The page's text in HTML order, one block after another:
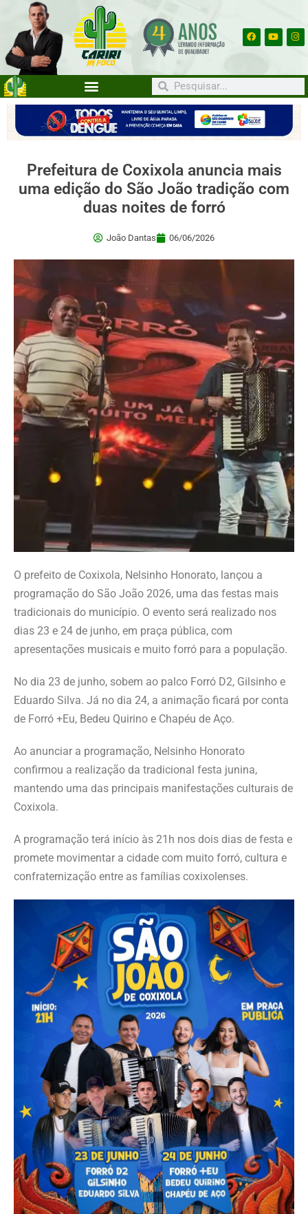
Prefeitura de Coxixola anuncia mais
uma edição do São João tradição com
duas noites de forró
João Dantas 06/06/2026
O prefeito de Coxixola, Nelsinho Honorato, lançou a
programação do São João 2026, uma das festas mais
tradicionais do município. O evento será realizado nos
dias 23 e 24 de junho, em praça pública, com
apresentações musicais e muito forró para a população.
No dia 23 de junho, sobem ao palco Forró D2, Gilsinho e
Eduardo Silva. Já no dia 24, a animação ficará por conta
de Forró +Eu, Bedeu Quirino e Chapéu de Aço.
Ao anunciar a programação, Nelsinho Honorato
confirmou a realização da tradicional festa junina,
mantendo uma das principais manifestações culturais de
Coxixola.
A programação terá início às 21h nos dois dias de festa e
promete movimentar a cidade com muito forró, cultura e
confraternização entre as famílias coxixolenses.